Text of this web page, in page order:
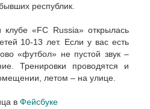
республик.
«FC Russia» открылась
10-13 лет. Если у вас есть
«футбол» не пустой звук –
Тренировки проводятся и
летом – на улице.
в Фейсбуке